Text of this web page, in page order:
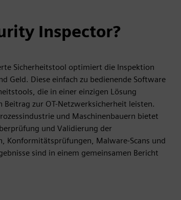
Inspector?
Sicherheitstool optimiert die Inspektion
Geld. Diese einfach zu bedienende Software
die in einer einzigen Lösung
zur OT-Netzwerksicherheit leisten.
und Maschinenbauern bietet
und Validierung der
Konformitätsprüfungen, Malware-Scans und
sind in einem gemeinsamen Bericht